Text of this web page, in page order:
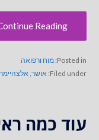
Reading ←
Posted in: מוח ורפואה
Filed under: אושר, אלצהיימר
עוד כמה